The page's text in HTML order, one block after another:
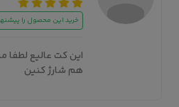
خرید این محصول را
اين كت عاليع
هم شارژ كنين